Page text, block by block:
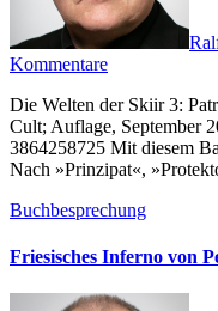
Kommentare
Die Welten der Skiir 3: Patronat von Dirk van den Boom. Cross
Cult; Auflage, September
3864258725 Mit diesem
Nach »Prinzipat«,
Buchbesprechung
Friesisches Inferno von